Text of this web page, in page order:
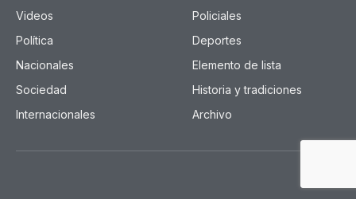
Videos
Política
Nacionales
Sociedad
Internacionales
Policiales
Deportes
Elemento de lista
Historia y tradiciones
Archivo